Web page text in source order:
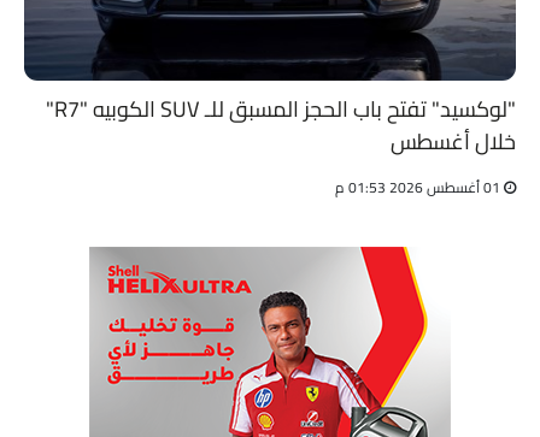
"لوكسيد" تفتح باب الحجز المسبق للـ SUV الكوبيه "R7"
خلال أغسطس